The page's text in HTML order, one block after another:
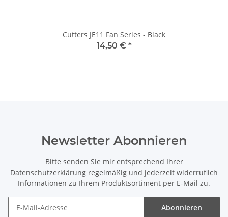
14,50 €*
Bitte senden Sie mir entsprechend Ihrer
Datenschutzerklärungregelmäßig und jederzeit widerruflich
Informationen zu Ihrem Produktsortiment per E-Mail zu.